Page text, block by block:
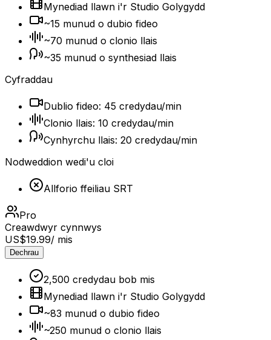
Mynediad llawn i'r Studio Golygydd
~15 munud o dubio fideo
~70 munud o clonio llais
~35 munud o synthesiad llais
Cyfraddau
Dublio fideo: 45 credydau/min
Clonio llais: 10 credydau/min
Cynhyrchu llais: 20 credydau/min
Nodweddion wedi'u cloi
Allforio ffeiliau SRT
Pro
Creawdwyr cynnwys
US$19.99/ mis
Dechrau
2,500 credydau bob mis
Mynediad llawn i'r Studio Golygydd
~83 munud o dubio fideo
~250 munud o clonio llais